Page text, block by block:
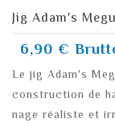
Jig Adam's
6,90 €
Le jig Adam's
construction de
nage réaliste et